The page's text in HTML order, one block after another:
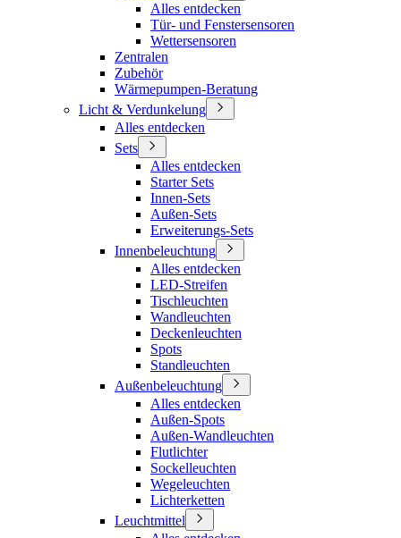
Alles entdecken
Tür- und Fenstersensoren
Wettersensoren
Zentralen
Zubehör
Wärmepumpen-Beratung
Licht & Verdunkelung
Alles entdecken
Sets
Alles entdecken
Starter Sets
Innen-Sets
Außen-Sets
Erweiterungs-Sets
Innenbeleuchtung
Alles entdecken
LED-Streifen
Tischleuchten
Wandleuchten
Deckenleuchten
Spots
Standleuchten
Außenbeleuchtung
Alles entdecken
Außen-Spots
Außen-Wandleuchten
Flutlichter
Sockelleuchten
Wegeleuchten
Lichterketten
Leuchtmittel